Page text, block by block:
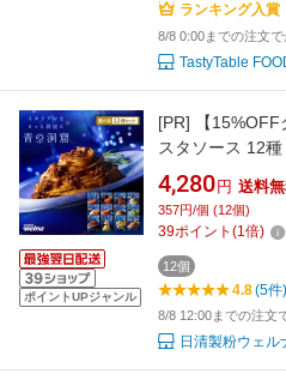
ランキング入賞
8/8 0:00までの注文
TastyTable
ポイントUPジャンル
[PR]
【
スタソース 12
合わせ セット
レトルト ギフ
ゲティー イタリ
4,280 円 送料
357円/個 (12個)
39ポイント (1倍)
12個
4.8(5件)
8/8 12:00までの注文
日清製粉ウェル